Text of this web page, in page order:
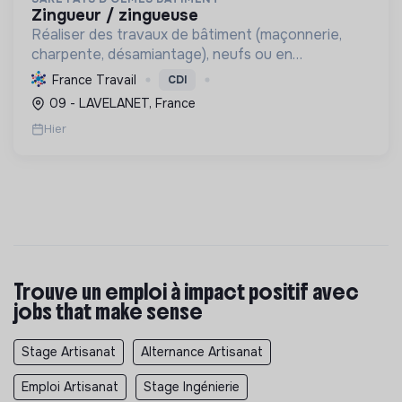
zingueur / zingueuse
Réaliser des travaux de bâtiment (maçonnerie,
charpente, désamiantage), neufs ou en
rénovation, garantissant qualité, durabilité et
efficacité énergétique. Formation continue et
Label RGE.
France Travail CDI
09 - LAVELANET, France
Hier
Trouve un emploi à impact positif avec
jobs that make sense
Stage Artisanat Alternance Artisanat
Emploi Artisanat Stage Ingénierie